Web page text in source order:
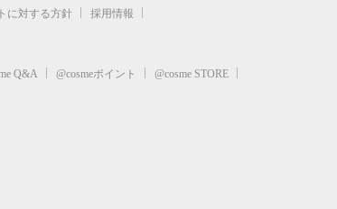
に対する方針 採用情報
Q&A @cosmeポイント
@cosme STORE